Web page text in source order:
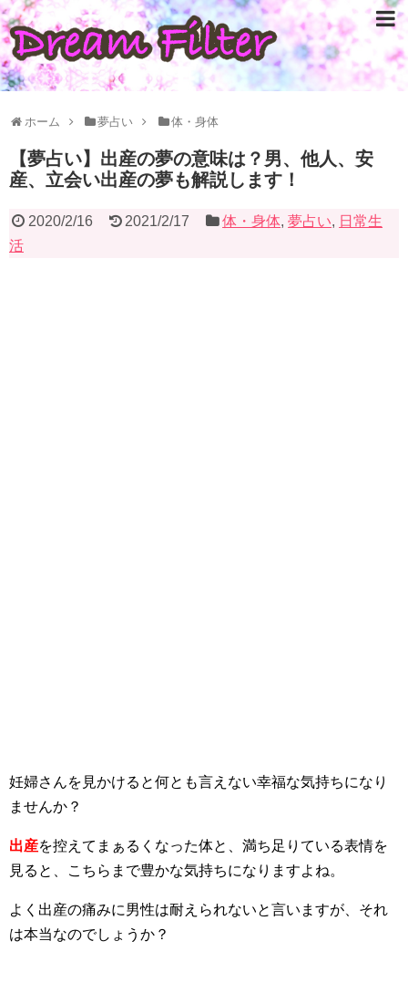
ホーム 夢占い 体・身体
【夢占い】出産の夢の意味は？男、他人、安
産、立会い出産の夢も解説します！
2020/2/16 2021/2/17 体・身体,夢占い, 日常生
活
妊婦さんを見かけると何とも言えない幸福な気持ちになり
ませんか？
出産を控えてまぁるくなった体と、満ち足りている表情を
見ると、こちらまで豊かな気持ちになりますよね。
よく出産の痛みに男性は耐えられないと言いますが、それ
は本当なのでしょうか？